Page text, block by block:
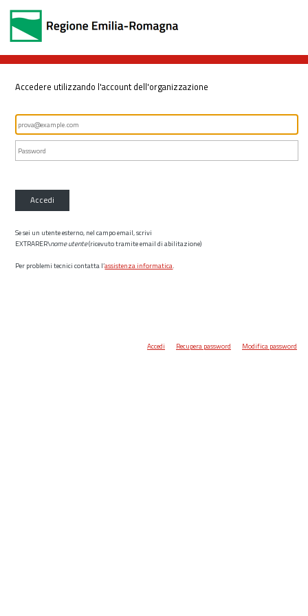
Accedere utilizzando l'account dell'organizzazione
Accedi
Se sei un utente esterno, nel campo email, scrivi
EXTRARER\nome utente(ricevuto tramite email di abilitazione)
Per problemi tecnici contatta l’assistenza informatica.
Accedi Recupera password Modifica password